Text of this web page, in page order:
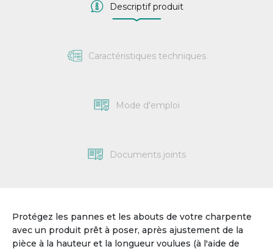
Descriptif produit
Caractéristiques techniques
Mode d'emploi
Documents joints
Protégez les pannes et les abouts de votre charpente
avec un produit prêt à poser, après ajustement de la
pièce à la hauteur et la longueur voulues (à l'aide de